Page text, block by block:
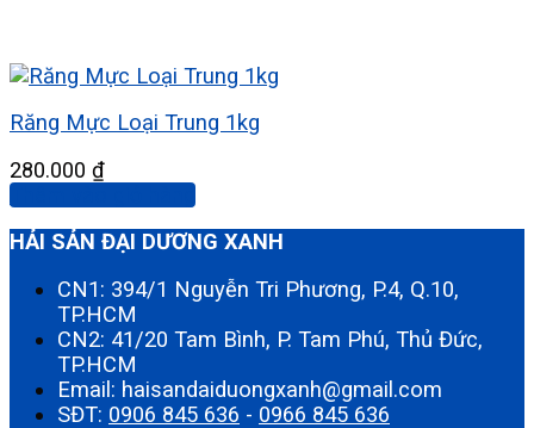
Răng Mực Loại Trung 1kg
280.000 ₫
Thêm vào giỏ hàng
HẢI SẢN ĐẠI DƯƠNG XANH
CN1: 394/1 Nguyễn Tri Phương, P.4, Q.10,
TP.HCM
CN2: 41/20 Tam Bình, P. Tam Phú, Thủ Đức,
TP.HCM
Email: haisandaiduongxanh@gmail.com
SĐT: 0906 845 636 - 0966 845 636